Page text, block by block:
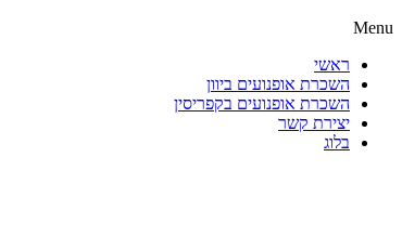
Menu
ראשי
השכרת אופנועים ביוון
השכרת אופנועים בקפריסין
יצירת קשר
בלוג